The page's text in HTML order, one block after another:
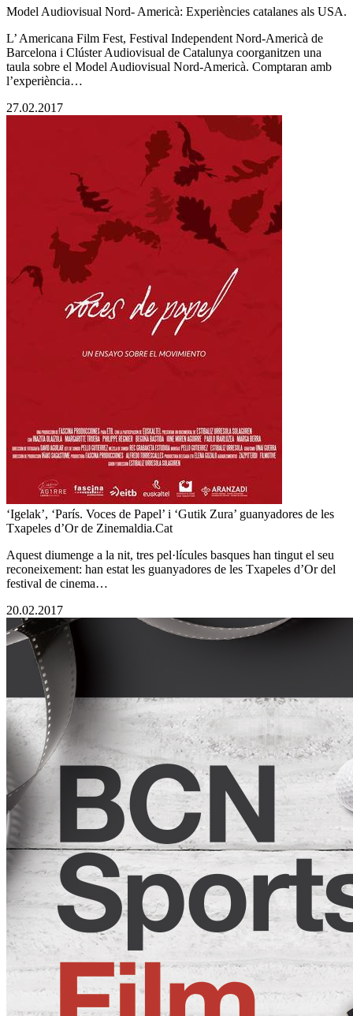
Model Audiovisual Nord- Americà: Experiències catalanes als USA.
L’ Americana Film Fest, Festival Independent Nord-Americà de
Barcelona i Clúster Audiovisual de Catalunya coorganitzen una
taula sobre el Model Audiovisual Nord-Americà. Comptaran amb
l’experiència…
27.02.2017
‘Igelak’, ‘París. Voces de Papel’ i ‘Gutik Zura’ guanyadores de les
Txapeles d’Or de Zinemaldia.Cat
Aquest diumenge a la nit, tres pel·lícules basques han tingut el seu
reconeixement: han estat les guanyadores de les Txapeles d’Or del
festival de cinema…
20.02.2017